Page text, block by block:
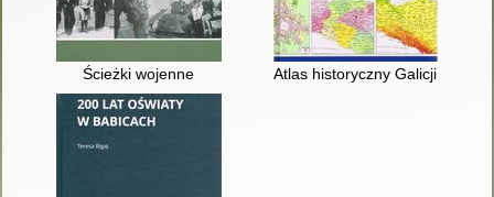
Ścieżki wojenne Atlas historyczny Galicji